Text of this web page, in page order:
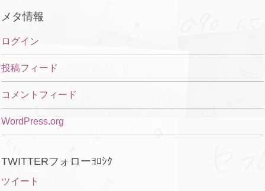
メタ情報
ログイン
投稿フィード
コメントフィード
WordPress.org
TWITTERフォローﾖﾛｼｸ
ツイート